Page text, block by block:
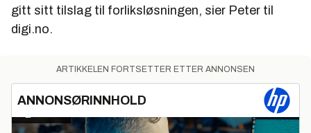
gitt sitt tilslag til forliksløsningen, sier Peter til
digi.no.
ARTIKKELEN FORTSETTER ETTER ANNONSEN
ANNONSØRINNHOLD